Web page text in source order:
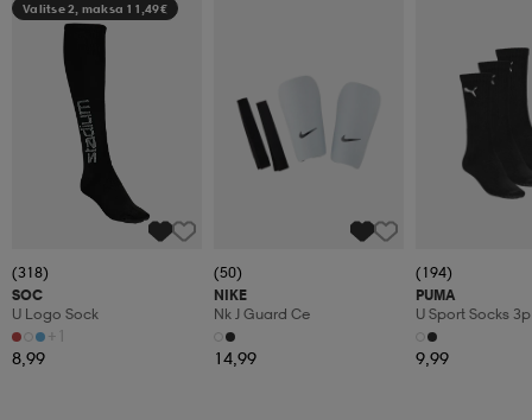
Valitse 2, maksa 11,49€
(318)
SOC
U Logo Sock
+1
8,99
(50)
NIKE
Nk J Guard Ce
14,99
(194)
PUMA
U Sport Socks 3p
9,99